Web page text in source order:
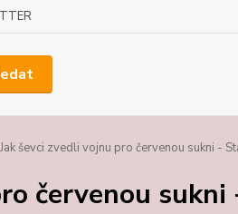
Jak ševci zvedli vojnu pro červenou sukni -
červenou sukni